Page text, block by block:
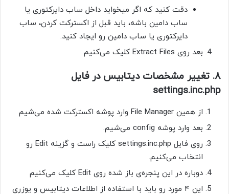
دقت کنید که اگر میخواید داخل ساب دایرکتوری یا
ساب دامین باشه، باید قبل از اکسترکت کردن، ساب
دایرکتوری یا ساب دامین رو ایجاد کنید.
بعد روی Extract Files کلیک می‌کنیم.
۸. تغییر مشخصات دیتابیس در فایل
settings.inc.php
از همین File Manager وارد پوشه اکسترکت شده می‌شیم
بعد وارد پوشه config می‌شیم.
روی فایل settings.inc.php کلیک راست و گزینه Edit رو
انتخاب می‌کنیم.
دوباره در این پنجره‌ی باز شده روی Edit کلیک می‌کنیم
این ۴ مورد رو باید با استفاده از اطلاعات دیتابیس و یوزری